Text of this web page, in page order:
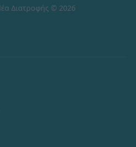
Διατροφής © 2026